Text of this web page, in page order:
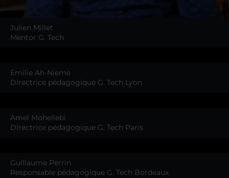
Julien Millet
Mentor G. Tech
Emilie Ah-Nieme
Directrice pédagogique G. Tech Lyon
Amel Mohellebi
Directrice pédagogique G. Tech Paris
Guillaume Perrin
Responsable pédagogique G. Tech Bordeaux